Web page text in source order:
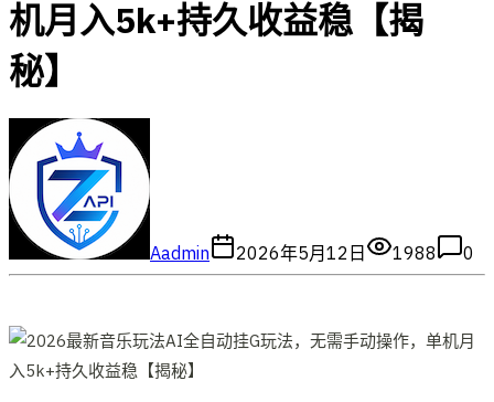
机月入5k+持久收益稳【揭
秘】
Aadmin 2026年5月12日 1988 0